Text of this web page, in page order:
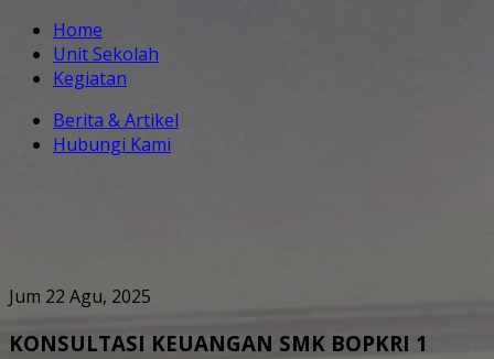
Home
Unit Sekolah
Kegiatan
Berita & Artikel
Hubungi Kami
Jum 22 Agu, 2025
KONSULTASI KEUANGAN SMK BOPKRI 1